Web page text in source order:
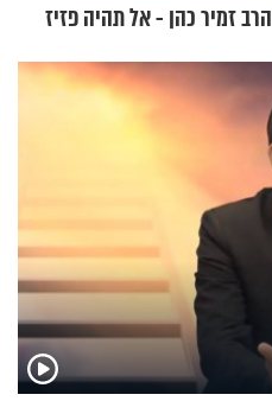
הרב זמיר כהן - אל תהיה פזיז